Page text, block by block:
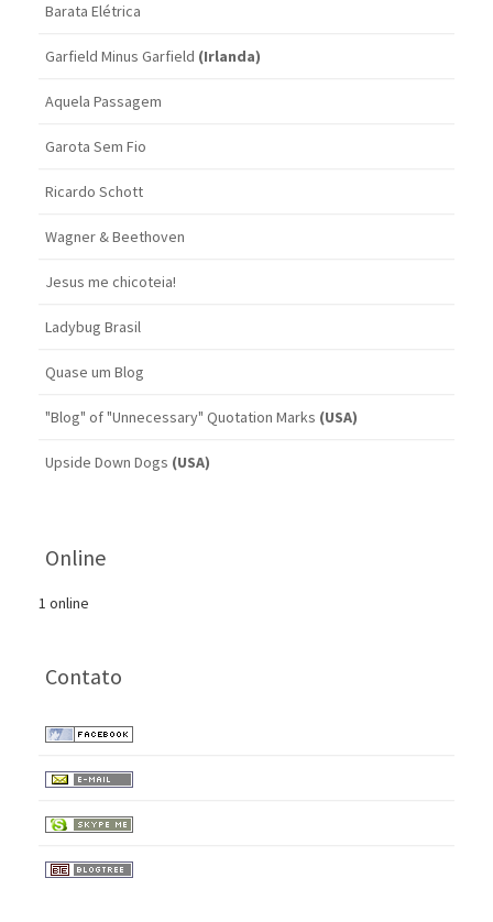
Barata Elétrica
Garfield Minus Garfield (Irlanda)
Aquela Passagem
Garota Sem Fio
Ricardo Schott
Wagner & Beethoven
Jesus me chicoteia!
Ladybug Brasil
Quase um Blog
"Blog" of "Unnecessary" Quotation Marks (USA)
Upside Down Dogs (USA)
Online
1 online
Contato